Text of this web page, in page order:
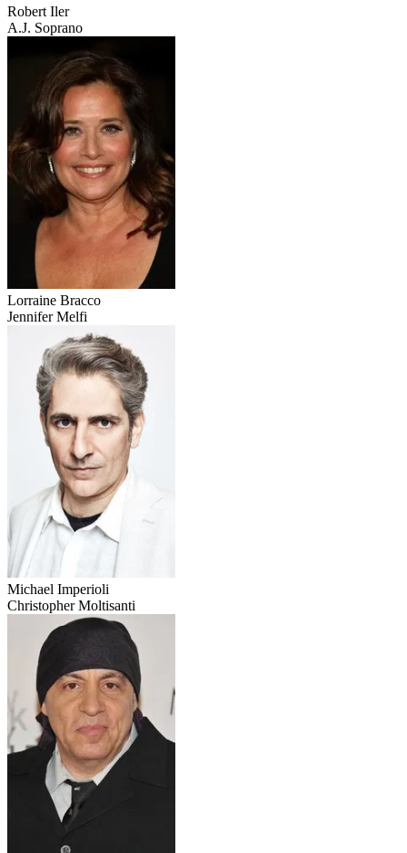
Robert Iler
A.J. Soprano
Lorraine Bracco
Jennifer Melfi
Michael Imperioli
Christopher Moltisanti